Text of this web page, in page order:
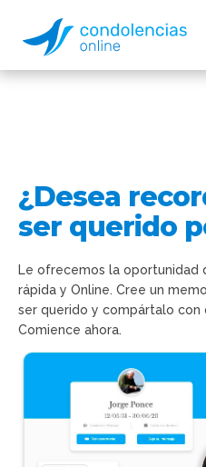
¿Desea
ser querido
Le ofrecemos la oportunidad
rápida y Online. Cree un
ser querido y compártalo con
Comience ahora.